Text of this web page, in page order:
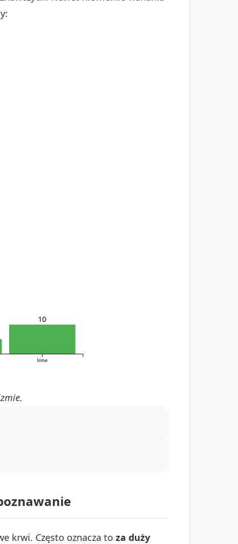
Inne
10
krwi. Często oznacza to za duży